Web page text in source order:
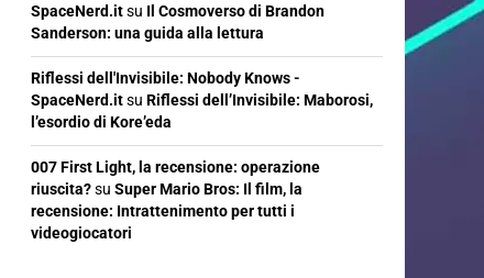
SpaceNerd.itsu Il Cosmoverso di Brandon
Sanderson: una guida alla lettura
Riflessi dell'Invisibile: Nobody Knows -
SpaceNerd.itsu Riflessi dell’Invisibile: Maborosi,
l’esordio di Kore’eda
007 First Light, la recensione: operazione
riuscita?su Super Mario Bros: Il film, la
recensione: Intrattenimento per tutti i
videogiocatori